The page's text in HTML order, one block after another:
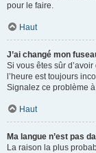
pour le faire.
Haut
J’ai changé mon
Si vous êtes sûr
l’heure est toujours
Signalez ce problème
Haut
Ma langue n’est pas
La raison la plus